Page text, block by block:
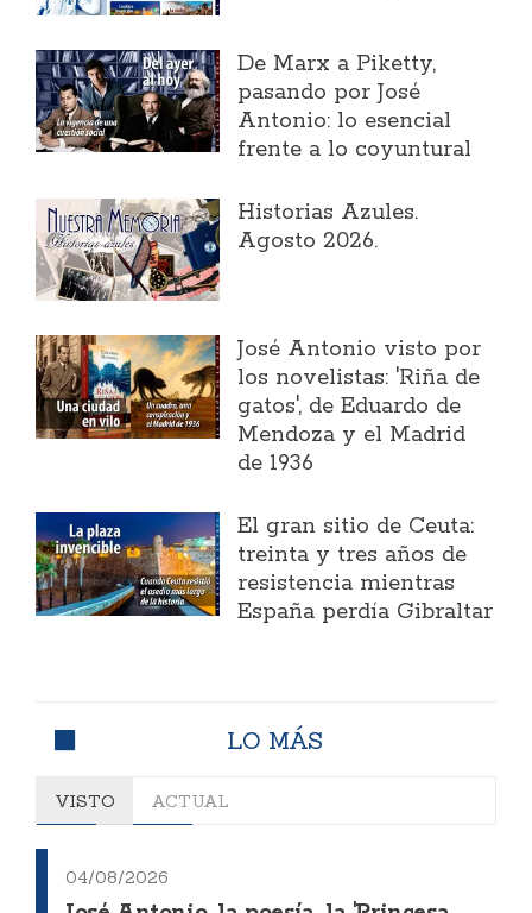
​De Marx a Piketty,
pasando por José
Antonio: lo esencial
frente a lo coyuntural
Historias Azules.
Agosto 2026.
José Antonio visto por
los novelistas: 'Riña de
gatos', de Eduardo de
Mendoza y el Madrid
de 1936
El gran sitio de Ceuta:
treinta y tres años de
resistencia mientras
España perdía Gibraltar
LO MÁS
VISTO ACTUAL
04/08/2026